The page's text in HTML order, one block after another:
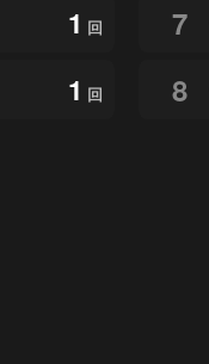
1 回
1 回
7
8